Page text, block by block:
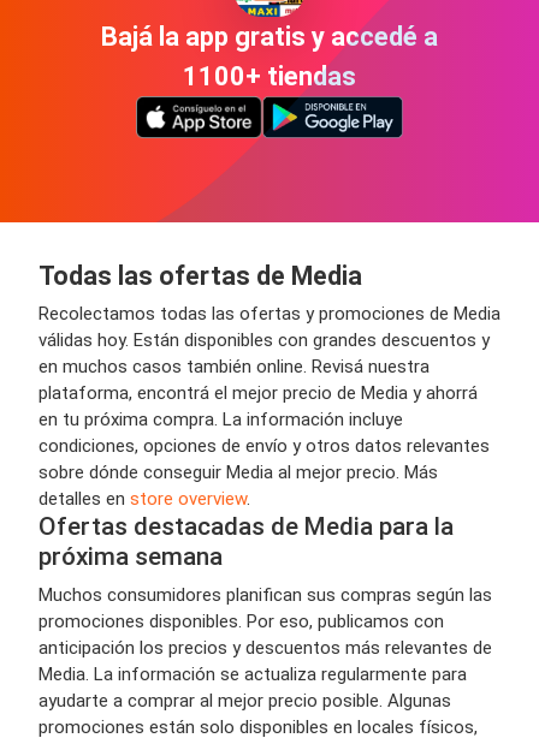
Bajá la app gratis y accedé a
1100+ tiendas
Todas las ofertas de Media
Recolectamos todas las ofertas y promociones de Media
válidas hoy. Están disponibles con grandes descuentos y
en muchos casos también online. Revisá nuestra
plataforma, encontrá el mejor precio de Media y ahorrá
en tu próxima compra. La información incluye
condiciones, opciones de envío y otros datos relevantes
sobre dónde conseguir Media al mejor precio. Más
detalles en store overview.
Ofertas destacadas de Media para la
próxima semana
Muchos consumidores planifican sus compras según las
promociones disponibles. Por eso, publicamos con
anticipación los precios y descuentos más relevantes de
Media. La información se actualiza regularmente para
ayudarte a comprar al mejor precio posible. Algunas
promociones están solo disponibles en locales físicos,